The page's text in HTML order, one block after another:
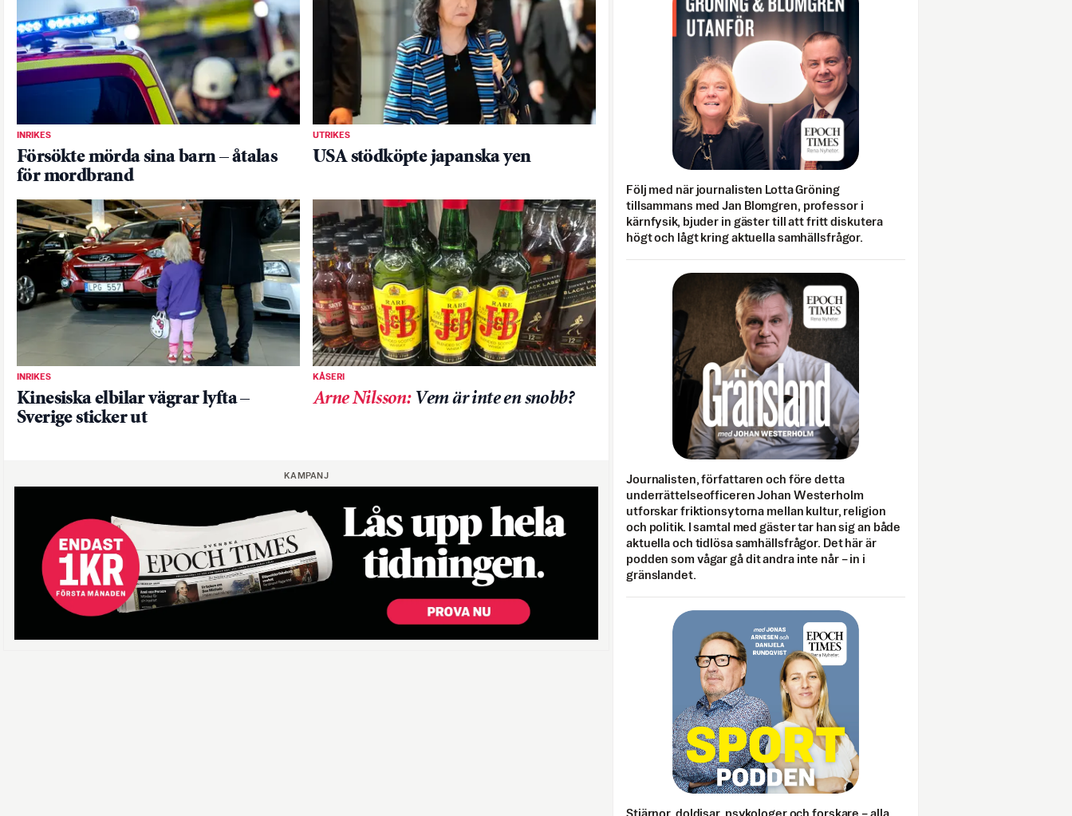
INRIKES
Försökte mörda sina barn – åtalas
för mordbrand
UTRIKES
USA stödköpte japanska yen
INRIKES
Kinesiska elbilar vägrar lyfta –
Sverige sticker ut
KÅSERI
Arne Nilsson: Vem är inte en snobb?
KAMPANJ
Följ med när journalisten Lotta Gröning
tillsammans med Jan Blomgren, professor i
kärnfysik, bjuder in gäster till att fritt diskutera
högt och lågt kring aktuella samhällsfrågor.
Journalisten, författaren och före detta
underrättelseofficeren Johan Westerholm
utforskar friktionsytorna mellan kultur, religion
och politik. I samtal med gäster tar han sig an både
aktuella och tidlösa samhällsfrågor. Det här är
podden som vågar gå dit andra inte når – in i
gränslandet.